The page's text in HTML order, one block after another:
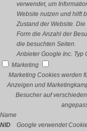
verwendet, um
Website nutzen und hilft
Zustand der Website.
Form die Anzahl der
die besuchten Seiten.
Anbieter Google Inc. Typ
Marketing
Marketing Cookies werden
Anzeigen und
Besucher auf
Name
NID
Google verwendet